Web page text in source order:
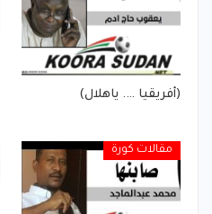
(أفريقيا …. ياهلال)
مقالات كورة